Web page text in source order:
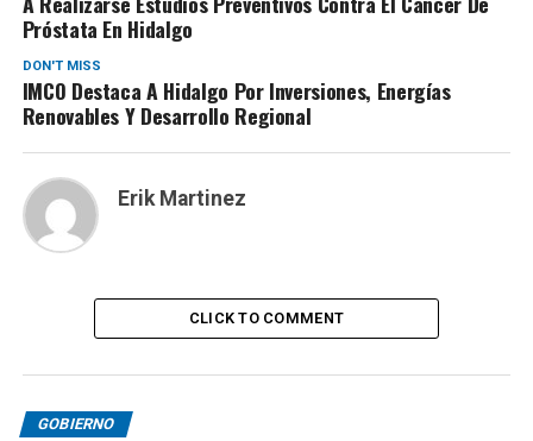
Próstata En Hidalgo
DON'T MISS
IMCO Destaca A Hidalgo Por Inversiones, Energías
Renovables Y Desarrollo Regional
Erik Martinez
CLICK TO COMMENT
GOBIERNO